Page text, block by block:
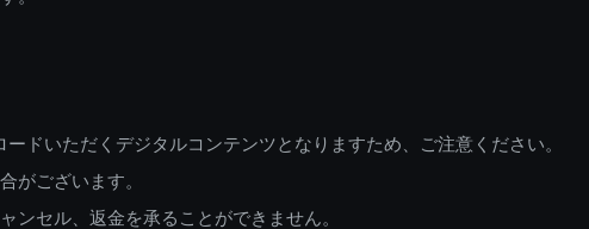
ドいただくデジタルコンテンツとなりますため、ご注意ください。
がございます。
ンセル、返金を承ることができません。